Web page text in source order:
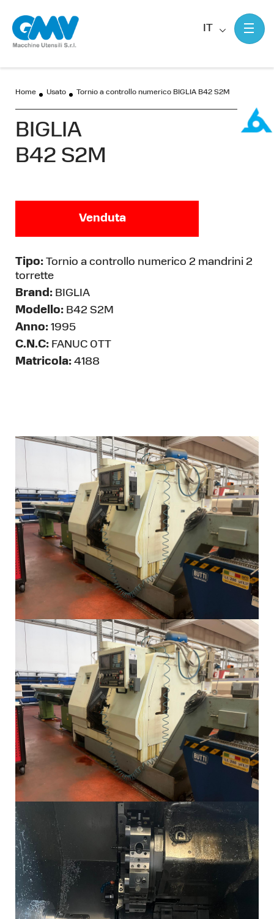
IT
Home Usato Tornio a controllo numerico BIGLIA B42 S2M
BIGLIA
B42 S2M
Venduta
Tipo: Tornio a controllo numerico 2 mandrini 2
torrette
Brand: BIGLIA
Modello: B42 S2M
Anno: 1995
C.N.C: FANUC 0TT
Matricola: 4188